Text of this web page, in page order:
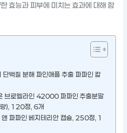
효능과 피부에 미치는 효과에 대해 함
백질 분해 파인애플 추출 파파인 칼
브로멜라인 42000 파파인 추출분말
), 120정, 6개
파파인 베지테리안 캡슐, 250정, 1